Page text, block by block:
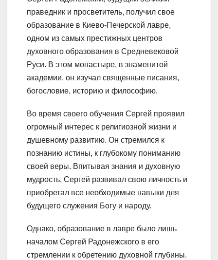
праведник и просветитель, получил свое
образование в Киево-Печерской лавре,
одном из самых престижных центров
духовного образования в Средневековой
Руси. В этом монастыре, в знаменитой
академии, он изучал священные писания,
богословие, историю и философию.
Во время своего обучения Сергей проявил
огромный интерес к религиозной жизни и
душевному развитию. Он стремился к
познанию истины, к глубокому пониманию
своей веры. Впитывая знания и духовную
мудрость, Сергей развивал свою личность и
приобретал все необходимые навыки для
будущего служения Богу и народу.
Однако, образование в лавре было лишь
началом Сергей Радонежского в его
стремлении к обретению духовной глубины.